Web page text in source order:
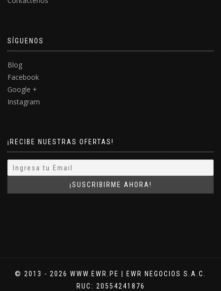
SÍGUENOS
Blog
Facebook
Google +
Instagram
¡RECIBE NUESTRAS OFERTAS!
© 2013 - 2026 WWW.EWR.PE | EWR NEGOCIOS S.A.C.
RUC: 20554241876